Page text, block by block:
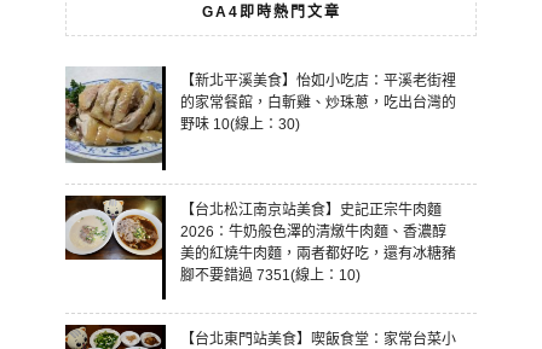
GA4即時熱門文章
【新北平溪美食】怡如小吃店：平溪老街裡
的家常餐館，白斬雞、炒珠蔥，吃出台灣的
野味 10(線上：30)
【台北松江南京站美食】史記正宗牛肉麵
2026：牛奶般色澤的清燉牛肉麵、香濃醇
美的紅燒牛肉麵，兩者都好吃，還有冰糖豬
腳不要錯過 7351(線上：10)
【台北東門站美食】喫飯食堂：家常台菜小